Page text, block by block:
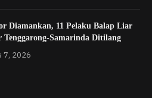
Diamankan, 11 Pelaku Balap Liar
Tenggarong-Samarinda Ditilang
7, 2026